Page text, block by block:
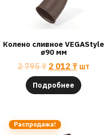
Колено сливное VEGAStyle
ø90 мм
2 795₸ 2 012 ₸ шт
Подробнее
Распродажа!